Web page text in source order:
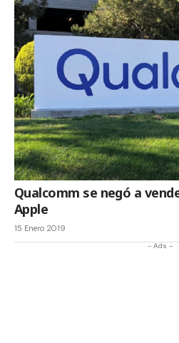
Qualcomm se negó a
Apple
15 Enero 2019
- Ads -